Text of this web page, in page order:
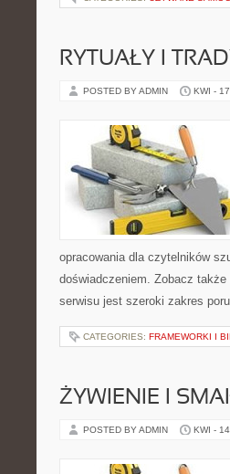
RYTUAŁY I
POSTED BY ADMIN KWI -
opracowania dla czytelników
doświadczeniem. Zobacz
serwisu jest szeroki zakres
CATEGORIES: FRAMEWORKI I
ŻYWIENIE I
POSTED BY ADMIN KWI -